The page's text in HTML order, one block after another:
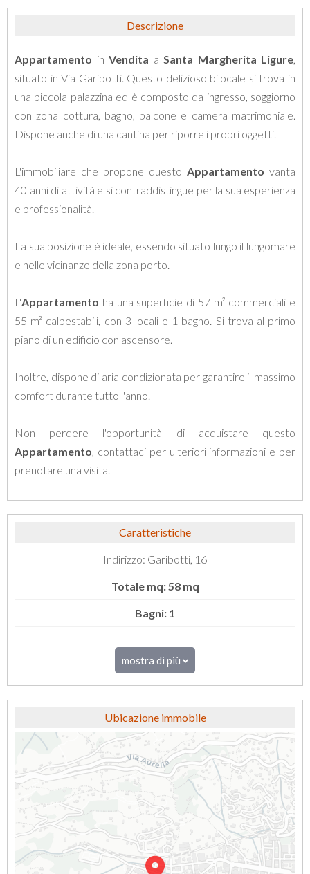
Descrizione
Appartamento in Vendita a Santa Margherita Ligure,
situato in Via Garibotti. Questo delizioso bilocale si trova in
una piccola palazzina ed è composto da ingresso, soggiorno
con zona cottura, bagno, balcone e camera matrimoniale.
Dispone anche di una cantina per riporre i propri oggetti.
L'immobiliare che propone questo Appartamento vanta
40 anni di attività e si contraddistingue per la sua esperienza
e professionalità.
La sua posizione è ideale, essendo situato lungo il lungomare
e nelle vicinanze della zona porto.
L'Appartamento ha una superficie di 57 m² commerciali e
55 m² calpestabili, con 3 locali e 1 bagno. Si trova al primo
piano di un edificio con ascensore.
Inoltre, dispone di aria condizionata per garantire il massimo
comfort durante tutto l'anno.
Non perdere l'opportunità di acquistare questo
Appartamento, contattaci per ulteriori informazioni e per
prenotare una visita.
Caratteristiche
Indirizzo: Garibotti, 16
Totale mq: 58 mq
Bagni: 1
mostra di più
Ubicazione immobile